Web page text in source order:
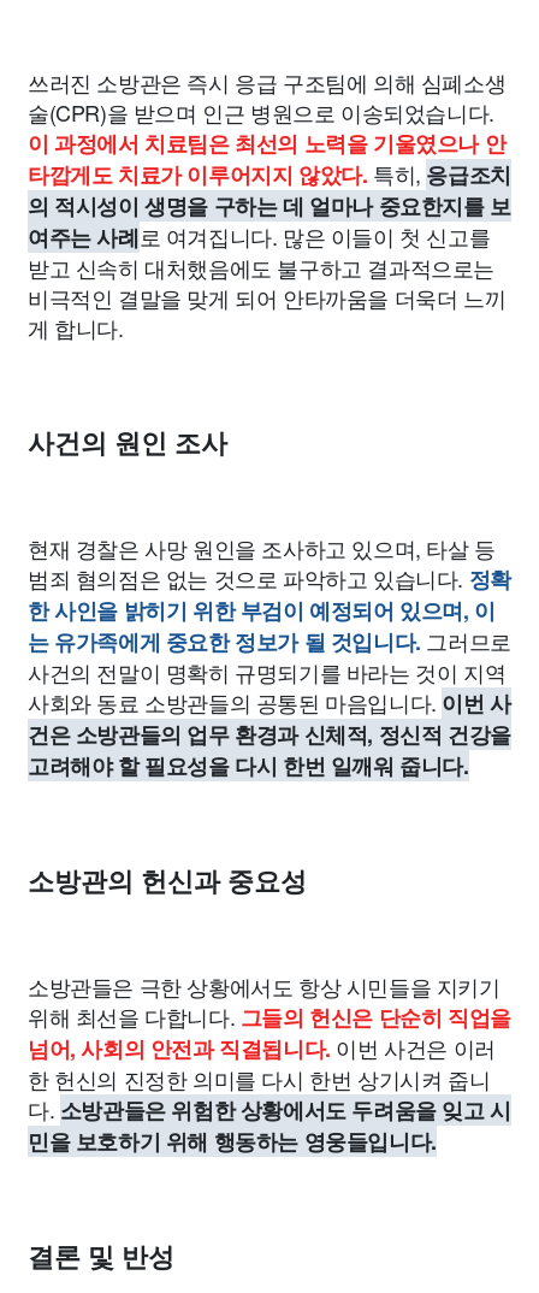
쓰러진 소방관은 즉시 응급 구조팀에 의해 심폐소생
술(CPR)을 받으며 인근 병원으로 이송되었습니다.
이 과정에서 치료팀은 최선의 노력을 기울였으나 안
타깝게도 치료가 이루어지지 않았다. 특히, 응급조치
의 적시성이 생명을 구하는 데 얼마나 중요한지를 보
여주는 사례로 여겨집니다. 많은 이들이 첫 신고를
받고 신속히 대처했음에도 불구하고 결과적으로는
비극적인 결말을 맞게 되어 안타까움을 더욱더 느끼
게 합니다.
사건의 원인 조사
현재 경찰은 사망 원인을 조사하고 있으며, 타살 등
범죄 혐의점은 없는 것으로 파악하고 있습니다. 정확
한 사인을 밝히기 위한 부검이 예정되어 있으며, 이
는 유가족에게 중요한 정보가 될 것입니다. 그러므로
사건의 전말이 명확히 규명되기를 바라는 것이 지역
사회와 동료 소방관들의 공통된 마음입니다. 이번 사
건은 소방관들의 업무 환경과 신체적, 정신적 건강을
고려해야 할 필요성을 다시 한번 일깨워 줍니다.
소방관의 헌신과 중요성
소방관들은 극한 상황에서도 항상 시민들을 지키기
위해 최선을 다합니다. 그들의 헌신은 단순히 직업을
넘어, 사회의 안전과 직결됩니다. 이번 사건은 이러
한 헌신의 진정한 의미를 다시 한번 상기시켜 줍니
다. 소방관들은 위험한 상황에서도 두려움을 잊고 시
민을 보호하기 위해 행동하는 영웅들입니다.
결론 및 반성